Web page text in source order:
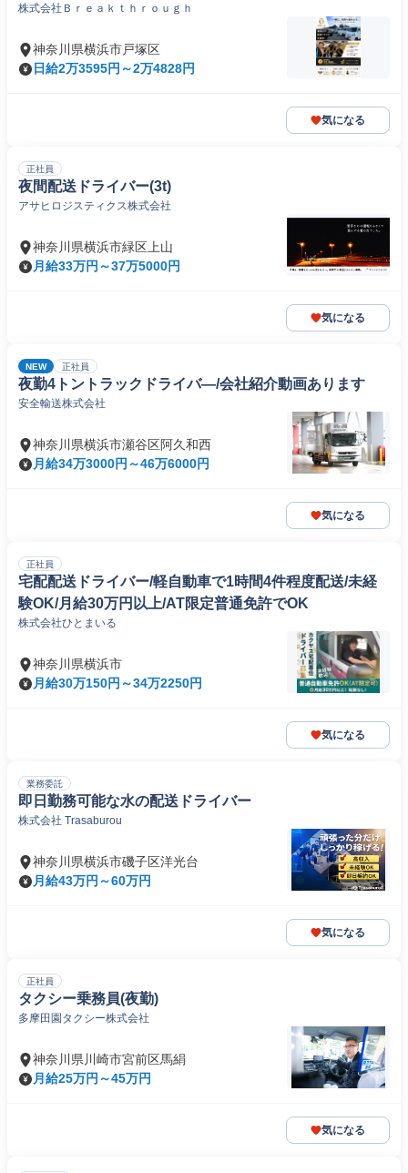
料】
株式会社Ｂｒｅａｋｔｈｒｏｕｇｈ
神奈川県横浜市戸塚区
日給2万3595円～2万4828円
気になる
正社員
夜間配送ドライバー(3t)
アサヒロジスティクス株式会社
神奈川県横浜市緑区上山
月給33万円～37万5000円
気になる
NEW 正社員
夜勤4トントラックドライバ―/会社紹介動画あります
安全輸送株式会社
神奈川県横浜市瀬谷区阿久和西
月給34万3000円～46万6000円
気になる
正社員
宅配配送ドライバー/軽自動車で1時間4件程度配送/未経
験OK/月給30万円以上/AT限定普通免許でOK
株式会社ひとまいる
神奈川県横浜市
月給30万150円～34万2250円
気になる
業務委託
即日勤務可能な水の配送ドライバー
株式会社 Trasaburou
神奈川県横浜市磯子区洋光台
月給43万円～60万円
気になる
正社員
タクシー乗務員(夜勤)
多摩田園タクシー株式会社
神奈川県川崎市宮前区馬絹
月給25万円～45万円
気になる